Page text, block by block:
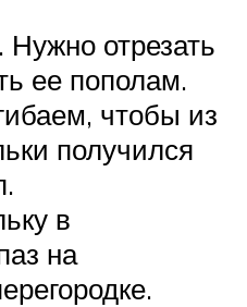
Нужно отрезать
ее пополам.
чтобы из
получился
в
на